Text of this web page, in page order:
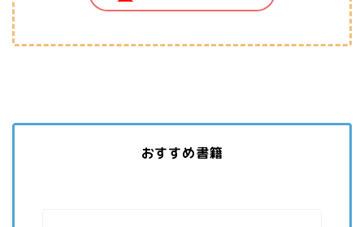
おすすめ書籍